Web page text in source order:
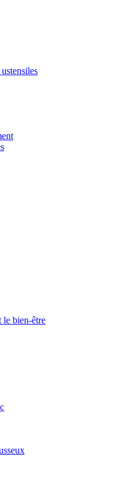
le bien-être